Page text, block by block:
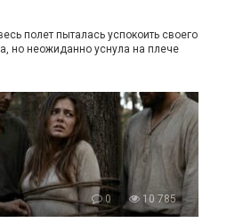
полет пыталась успокоить своего
но неожиданно уснула на плече
0 10 785